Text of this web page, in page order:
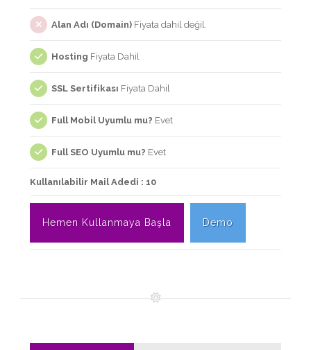
Alan Adı (Domain) Fiyata dahil değil.
Hosting Fiyata Dahil
SSL Sertifikası Fiyata Dahil
Full Mobil Uyumlu mu? Evet
Full SEO Uyumlu mu? Evet
Kullanılabilir Mail Adedi : 10
Hemen Kullanmaya Başla Demo